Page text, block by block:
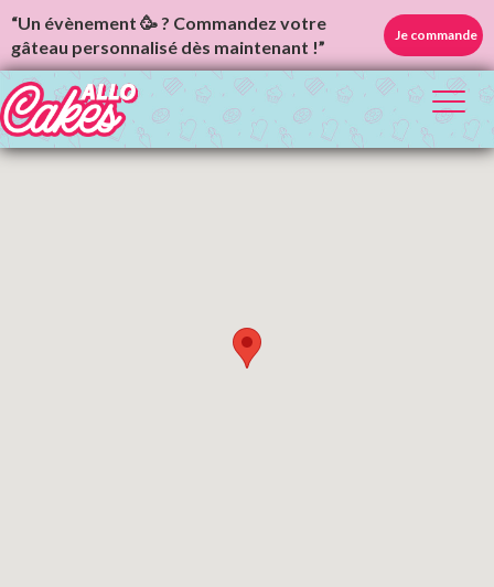
“Un évènement 🥳 ? Commandez votre
gâteau personnalisé dès maintenant !”
Je commande